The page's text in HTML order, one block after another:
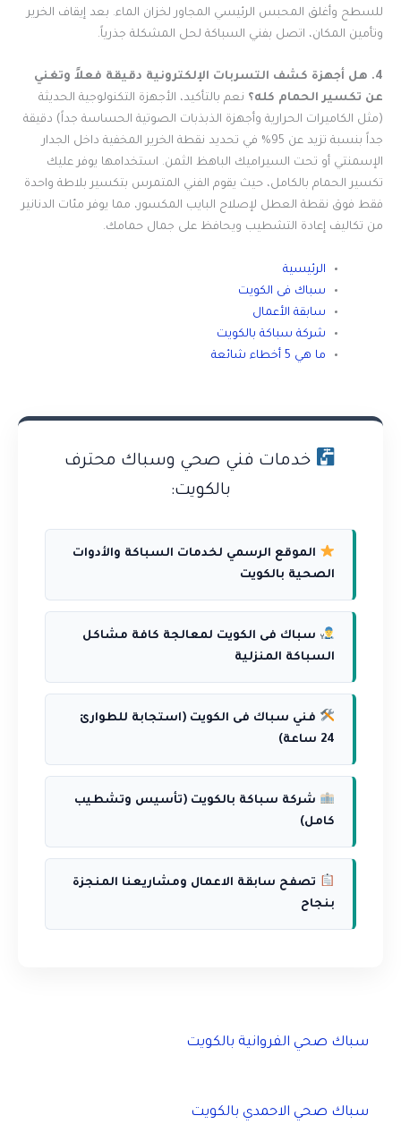
للسطح وأغلق المحبس الرئيسي المجاور لخزان الماء. بعد إيقاف الخرير
وتأمين المكان، اتصل بفني السباكة لحل المشكلة جذرياً.
4. هل أجهزة كشف التسربات الإلكترونية دقيقة فعلاً وتغني
عن تكسير الحمام كله؟ نعم بالتأكيد، الأجهزة التكنولوجية الحديثة
(مثل الكاميرات الحرارية وأجهزة الذبذبات الصوتية الحساسة جداً) دقيقة
جداً بنسبة تزيد عن 95% في تحديد نقطة الخرير المخفية داخل الجدار
الإسمنتي أو تحت السيراميك الباهظ الثمن. استخدامها يوفر عليك
تكسير الحمام بالكامل، حيث يقوم الفني المتمرس بتكسير بلاطة واحدة
فقط فوق نقطة العطل لإصلاح البايب المكسور، مما يوفر مئات الدنانير
من تكاليف إعادة التشطيب ويحافظ على جمال حمامك.
الرئيسية
سباك فى الكويت
سابقة الأعمال
شركة سباكة بالكويت
ما هي 5 أخطاء شائعة
خدمات فني صحي وسباك محترف
بالكويت:
الموقع الرسمي لخدمات السباكة والأدوات
الصحية بالكويت
سباك فى الكويت لمعالجة كافة مشاكل
السباكة المنزلية
فني سباك فى الكويت (استجابة للطوارئ
24 ساعة)
شركة سباكة بالكويت (تأسيس وتشطيب
كامل)
تصفح سابقة الاعمال ومشاريعنا المنجزة
بنجاح
سباك صحي الفروانية بالكويت
سباك صحي الاحمدي بالكويت